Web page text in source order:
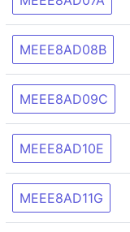
MEEE8AD08B
MEEE8AD09C
MEEE8AD10E
MEEE8AD11G